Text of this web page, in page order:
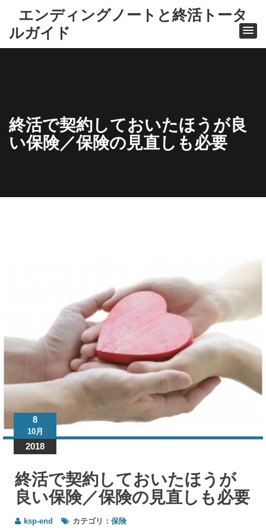
エンディングノートと終活トータ
ルガイド
終活で契約しておいたほうが良
い保険／保険の見直しも必要
てお
いた
ほう
が良
険／
の見
も必
要
8
10月
2018
終活で契約しておいたほうが
良い保険／保険の見直しも必要
ksp-end カテゴリ： 保険